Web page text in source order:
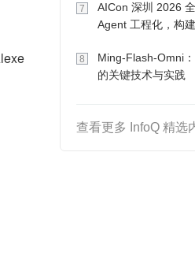
7
AICon 深圳 2026
Agent 工程化，构
8
Ming-Flash-Omni
的关键技术与实践
查看更多 InfoQ 精选